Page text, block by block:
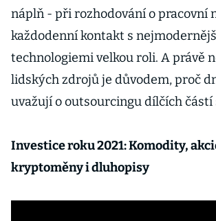
náplň - při rozhodování o pracovní
každodenní kontakt s
technologiemi velkou roli. A právě
lidských zdrojů je důvodem, proč
uvažují o outsourcingu dílčích částí
Investice roku 2021: Komodity,
kryptoměny i dluhopisy